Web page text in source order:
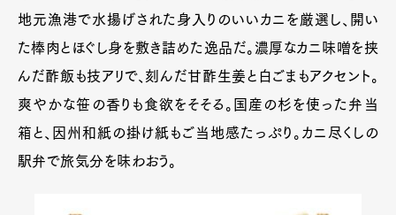
地元漁港で水揚げされた身入りのいいカニを厳選し、開い
た棒肉とほぐし身を敷き詰めた逸品だ。濃厚なカニ味噌を挟
んだ酢飯も技アリで、刻んだ甘酢生姜と白ごまもアクセント。
爽やかな笹の香りも食欲をそそる。国産の杉を使った弁当
箱と、因州和紙の掛け紙もご当地感たっぷり。カニ尽くしの
駅弁で旅気分を味わおう。